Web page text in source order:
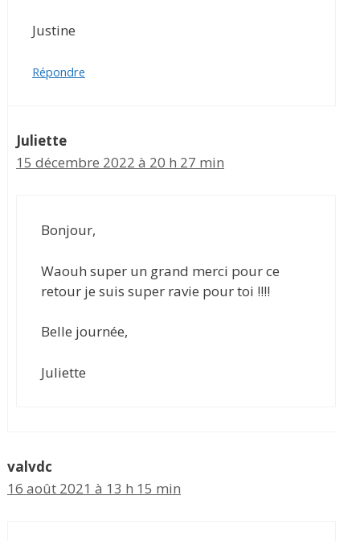
Justine
Répondre
Juliette
15 décembre 2022 à 20 h 27 min
Bonjour,
Waouh super un grand merci pour ce
retour je suis super ravie pour toi !!!!
Belle journée,
Juliette
valvdc
16 août 2021 à 13 h 15 min